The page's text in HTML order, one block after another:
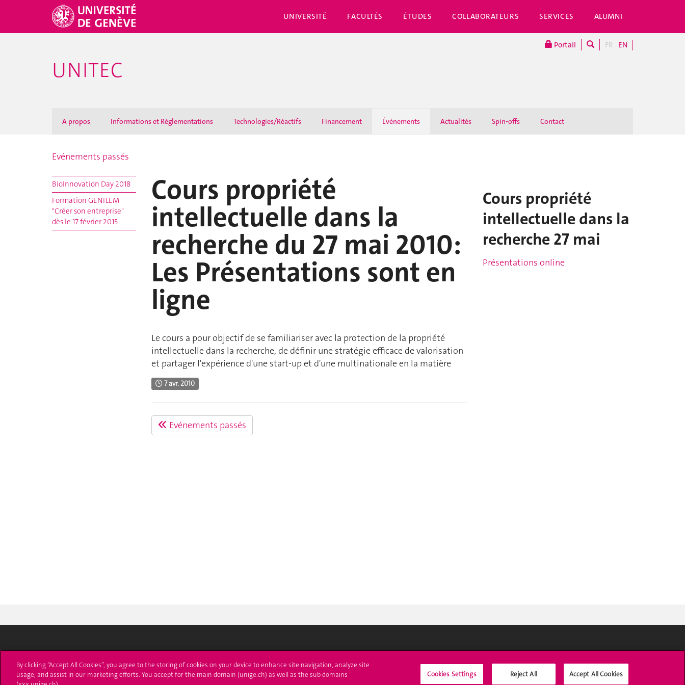
UNIVERSITÉ FACULTÉS ÉTUDES COLLABORATEURS SERVICES ALUMNI
Portail FR EN
UNITEC
A propos Informations et Réglementations Technologies/Réactifs Financement Événements Actualités Spin-offs Contact
Evénements passés
BioInnovation Day 2018
Formation GENILEM
"Créer son entreprise"
dès le 17 février 2015
Cours propriété
intellectuelle dans la
recherche du 27 mai 2010:
Les Présentations sont en
ligne
Le cours a pour objectif de se familiariser avec la protection de la propriété
intellectuelle dans la recherche, de définir une stratégie efficace de valorisation
et partager l'expérience d'une start-up et d'une multinationale en la matière
7 avr. 2010
Evénements passés
Cours propriété
intellectuelle dans la
recherche 27 mai
Présentations online
24 rue du Général-Dufour Immatriculations
By clicking “Accept All Cookies”, you agree to the storing of cookies on your device to enhance site navigation, analyze site
usage, and assist in our marketing efforts. You accept for the main domain (unige.ch) as well as the sub domains
Cookies Settings Reject All Accept All Cookies